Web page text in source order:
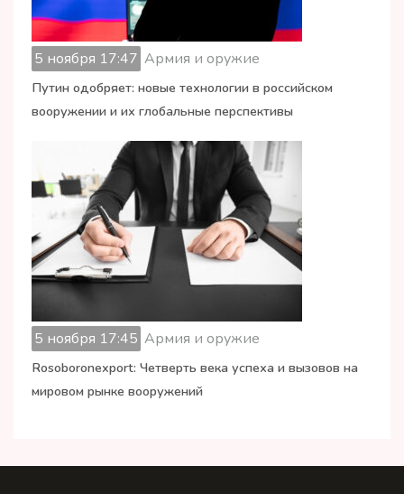
5 ноября 17:47 Армия и оружие
Путин одобряет: новые технологии в российском
вооружении и их глобальные перспективы
5 ноября 17:45 Армия и оружие
Rosoboronexport: Четверть века успеха и вызовов на
мировом рынке вооружений